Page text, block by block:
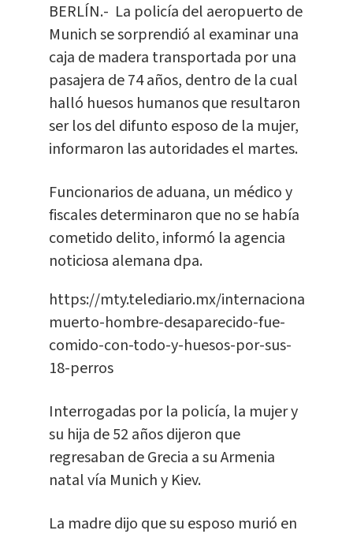
BERLÍN.- La policía del aeropuerto de
Munich se sorprendió al examinar una
caja de madera transportada por una
pasajera de 74 años, dentro de la cual
halló huesos humanos que resultaron
ser los del difunto esposo de la mujer,
informaron las autoridades el martes.
Funcionarios de aduana, un médico y
fiscales determinaron que no se había
cometido delito, informó la agencia
noticiosa alemana dpa.
https://mty.telediario.mx/internacional/
muerto-hombre-desaparecido-fue-
comido-con-todo-y-huesos-por-sus-
18-perros
Interrogadas por la policía, la mujer y
su hija de 52 años dijeron que
regresaban de Grecia a su Armenia
natal vía Munich y Kiev.
La madre dijo que su esposo murió en